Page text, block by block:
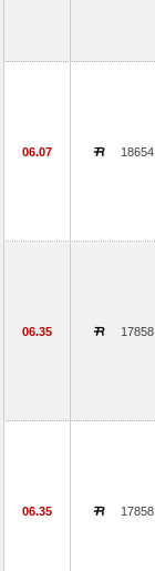
06.07 18654
06.35 17858
06.35 17858